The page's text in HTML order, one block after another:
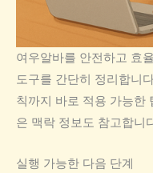
여우알바를 안전하고 효
도구를 간단히 정리합니
칙까지 바로 적용 가능한
은 맥락 정보도 참고합니
실행 가능한 다음 단계